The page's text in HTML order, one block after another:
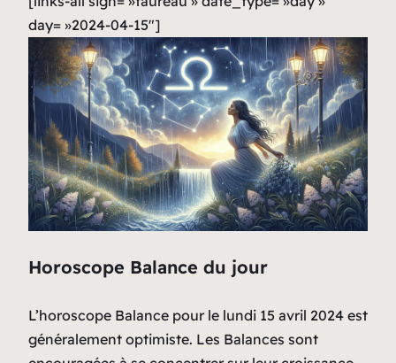
day= »2024-04-15″]
Horoscope Balance du jour
L’horoscope Balance pour le lundi 15 avril 2024 est
généralement optimiste. Les Balances sont